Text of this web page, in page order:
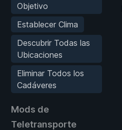
Objetivo
Establecer Clima
Descubrir Todas las
Ubicaciones
Eliminar Todos los
Cadáveres
Mods de
Teletransporte